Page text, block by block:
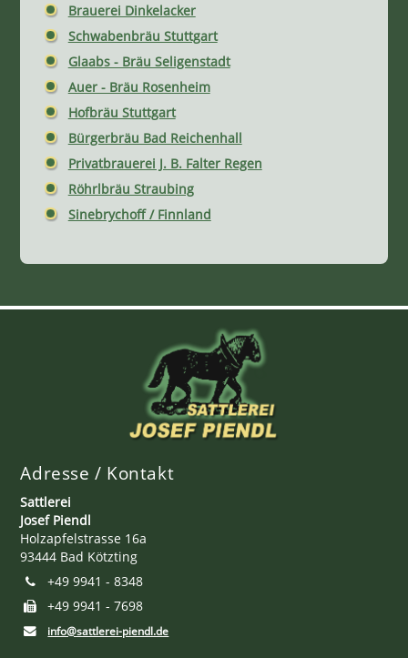
Brauerei Dinkelacker
Schwabenbräu Stuttgart
Glaabs - Bräu Seligenstadt
Auer - Bräu Rosenheim
Hofbräu Stuttgart
Bürgerbräu Bad Reichenhall
Privatbrauerei J. B. Falter Regen
Röhrlbräu Straubing
Sinebrychoff / Finnland
Adresse / Kontakt
Sattlerei
Josef Piendl
Holzapfelstrasse 16a
93444 Bad Kötzting
+49 9941 - 8348
+49 9941 - 7698
info@sattlerei-piendl.de